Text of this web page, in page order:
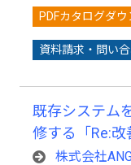
PDFカタログダ
資料請求・問い
既存システム
修する「Re:改
株式会社